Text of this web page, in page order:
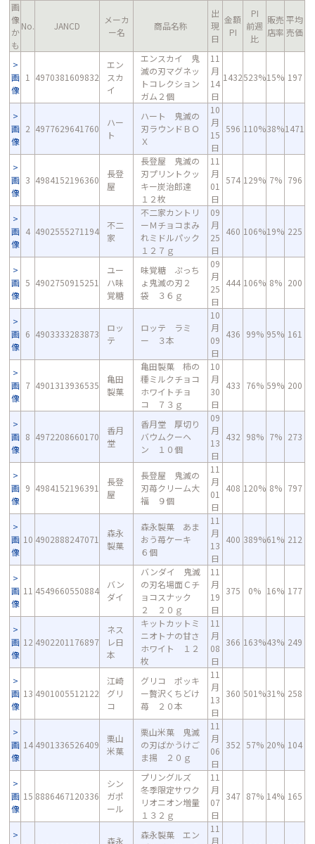
画
像
か
も
No. JANCD
メーカ
ー名
商品名称
出
現
日
金額
PI
PI
前週
比
販売
店率
平均
売価
画
像
1 4970381609832
エン
スカ
イ
エンスカイ 鬼
滅の刃マグネッ
トコレクション
ガム２個
11
月
14
日
1432523%15% 197
画
像
2 4977629641760
ハー
ト
ハート 鬼滅の
刃ラウンドＢＯ
Ｘ
10
月
15
日
596 110%38%1471
画
像
3 4984152196360
長登
屋
長登屋 鬼滅の
刃プリントクッ
キー炭治郎達
１２枚
11
月
01
日
574 129% 7% 796
画
像
4 4902555271194
不二
家
不二家カントリ
ーＭチョコまみ
れミドルパック
１２７ｇ
09
月
25
日
460 106%19% 225
画
像
5 4902750915251
ユー
ハ味
覚糖
味覚糖 ぷっち
ょ鬼滅の刃２
袋 ３６ｇ
09
月
25
日
444 106% 8% 200
画
像
6 4903333283873
ロッ
テ
ロッテ ラミ
ー ３本
10
月
09
日
436 99% 95% 161
画
像
7 4901313936535
亀田
製菓
亀田製菓 柿の
種ミルクチョコ
ホワイトチョ
コ ７３ｇ
10
月
30
日
433 76% 59% 200
画
像
8 4972208660170
香月
堂
香月堂 厚切り
バウムクーヘ
ン １０個
09
月
13
日
432 98% 7% 273
画
像
9 4984152196391
長登
屋
長登屋 鬼滅の
刃苺クリーム大
福 ９個
11
月
01
日
408 120% 8% 797
画
像
10 4902888247071
森永
製菓
森永製菓 あま
おう苺ケーキ
６個
11
月
13
日
400 389%61% 212
画
像
11 4549660550884
バン
ダイ
バンダイ 鬼滅
の刃名場面Ｃチ
ョコスナック
２ ２０ｇ
11
月
19
日
375 0% 16% 177
画
像
12 4902201176897
ネス
レ日
本
キットカットミ
ニオトナの甘さ
ホワイト １２
枚
11
月
08
日
366 163%43% 249
画
像
13 4901005512122
江崎
グリ
コ
グリコ ポッキ
ー贅沢くちどけ
苺 ２０本
11
月
13
日
360 501%31% 258
画
像
14 4901336526409
栗山
米菓
栗山米菓 鬼滅
の刃ばかうけご
ま揚 ２０ｇ
11
月
06
日
352 57% 20% 104
画
像
15 8886467120336
シン
ガポ
ール
プリングルズ
冬季限定サワク
リオニオン増量
１３２ｇ
11
月
07
日
347 87% 14% 165
森永
森永製菓 エン
11
月